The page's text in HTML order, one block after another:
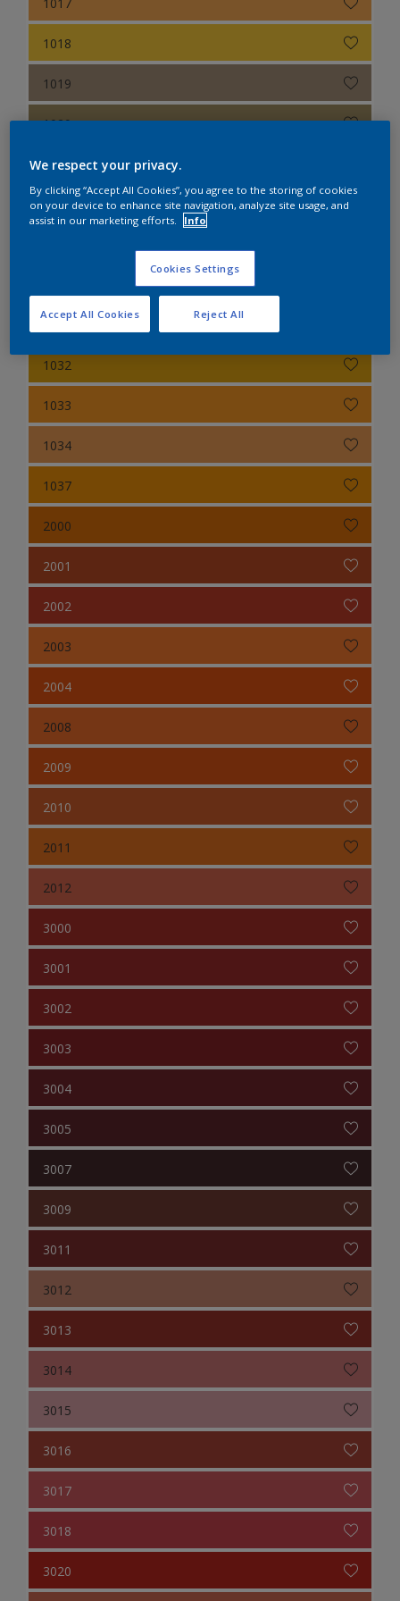
1018
1019
1020
1021
1023
1028
1032
1033
1034
1037
2000
2001
2002
2003
2004
2008
2009
2010
2011
2012
3000
3001
3002
3003
3004
3005
3007
3009
3011
3012
3013
3014
3015
3016
3017
3018
3020
We respect your privacy.
By clicking “Accept All Cookies”, you agree to the storing of cookies
on your device to enhance site navigation, analyze site usage, and
assist in our marketing efforts.
Info
Cookies Settings
Reject All
Accept All Cookies